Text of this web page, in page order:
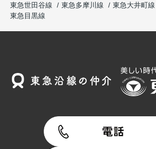
東急世田谷線
東急多摩川線 東急大井町線
東急目黒線